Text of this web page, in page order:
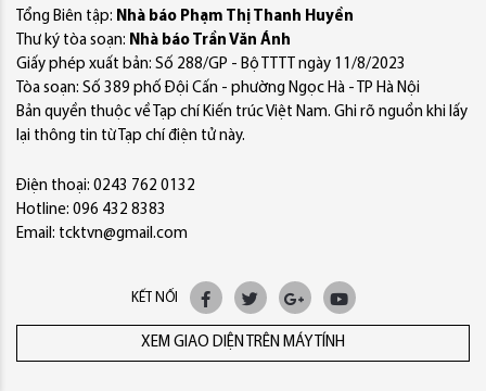
Tổng Biên tập: Nhà báo Phạm Thị Thanh Huyền
Thư ký tòa soạn: Nhà báo Trần Văn Ánh
Giấy phép xuất bản: Số 288/GP - Bộ TTTT ngày 11/8/2023
Tòa soạn: Số 389 phố Đội Cấn - phường Ngọc Hà - TP Hà Nội
Bản quyền thuộc về Tạp chí Kiến trúc Việt Nam. Ghi rõ nguồn khi lấy
lại thông tin từ Tạp chí điện tử này.
Điện thoại: 0243 762 0132
Hotline: 096 432 8383
Email: tcktvn@gmail.com
KẾT NỐI
XEM GIAO DIỆN TRÊN MÁY TÍNH